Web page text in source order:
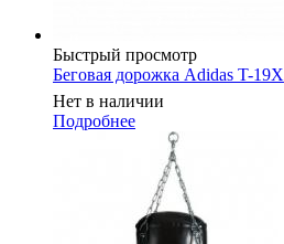
Быстрый просмотр
Беговая дорожка Adidas T-19X
Нет в наличии
Подробнее